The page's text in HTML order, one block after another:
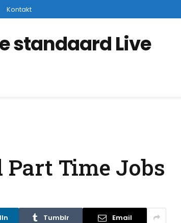
Kontakt
standaard Live
Part Time Jobs
Tumblr Email